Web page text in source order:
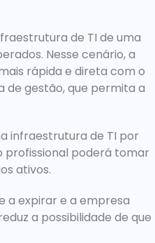
de TI de uma
Nesse cenário, a
rápida e direta com o
de gestão, que permita a
infraestrutura de TI por
profissional poderá tomar
ativos.
a expirar e a empresa
a possibilidade de que